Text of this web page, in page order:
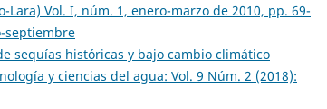
Lara) Vol. I, núm. 1, enero-marzo de 2010, pp. 69-
septiembre
sequías históricas y bajo cambio climático
y ciencias del agua: Vol. 9 Núm. 2 (2018):